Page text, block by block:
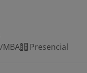
MBA
Presencial